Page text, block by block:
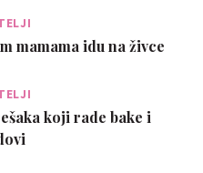
mamama idu na živce
koji rade bake i